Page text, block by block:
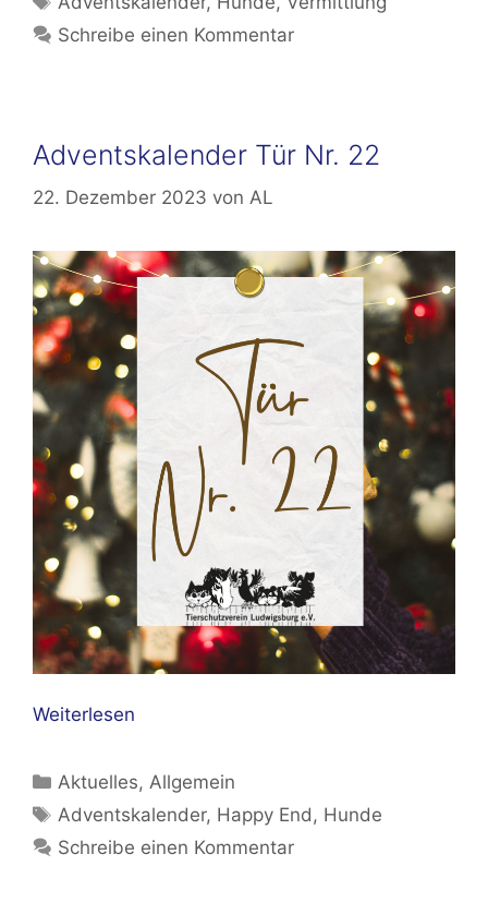
Schreibe einen Kommentar
Adventskalender Tür Nr. 22
22. Dezember 2023 von AL
Weiterlesen
Kategorien
Aktuelles,Allgemein
Schlagwörter
Adventskalender, Happy End, Hunde
Schreibe einen Kommentar